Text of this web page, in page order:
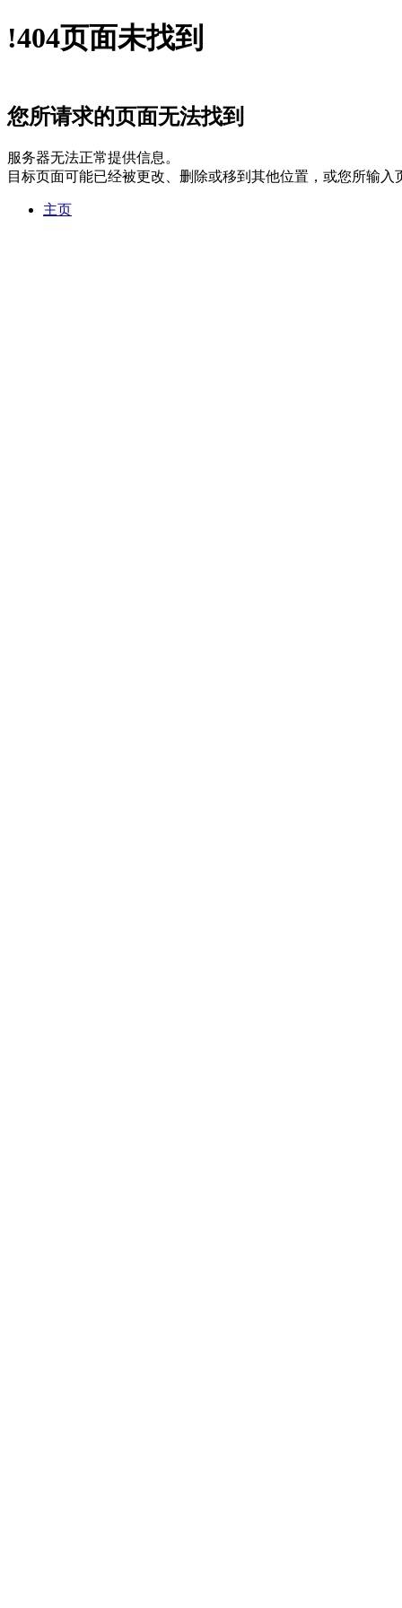
!404页面未找到
您所请求的页面无法找到
服务器无法正常提供信息。
目标页面可能已经被更改、删除或移到其他位置，或您所输入
主页